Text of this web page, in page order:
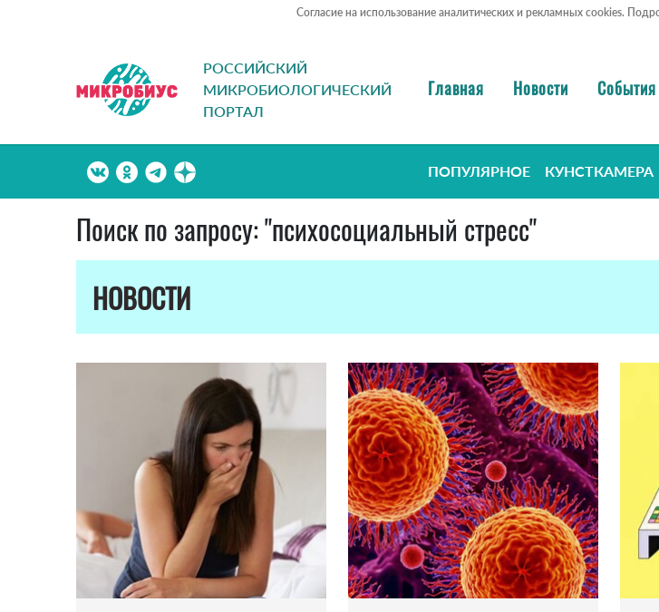
Согласие на использование аналитических и рекламных cookies.
РОССИЙСКИЙ
МИКРОБИОЛОГИЧЕСКИЙ
ПОРТАЛ
Главная Новости События
ПОПУЛЯРНОЕ КУНСТКАМЕРА
Поиск по запросу: "психосоциальный стресс"
НОВОСТИ